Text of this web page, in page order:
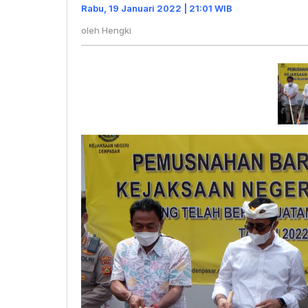
Hingga
Miras
Rabu, 19 Januari 2022 | 21:01 WIB
oleh Hengki